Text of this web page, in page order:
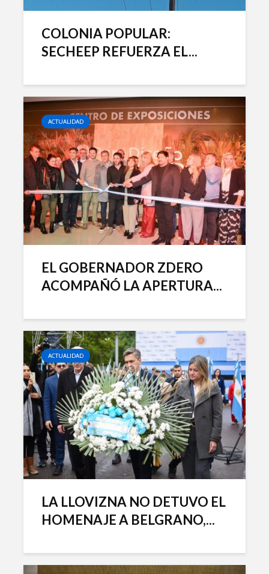
COLONIA POPULAR:
SECHEEP REFUERZA EL...
ACTUALIDAD
EL GOBERNADOR ZDERO
ACOMPAÑÓ LA APERTURA...
ACTUALIDAD
LA LLOVIZNA NO DETUVO EL
HOMENAJE A BELGRANO,...